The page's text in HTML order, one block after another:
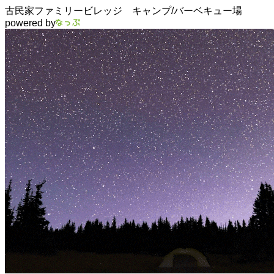
古民家ファミリービレッジ キャンプ/バーベキュー場
powered by